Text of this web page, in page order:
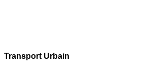
Transport Urbain